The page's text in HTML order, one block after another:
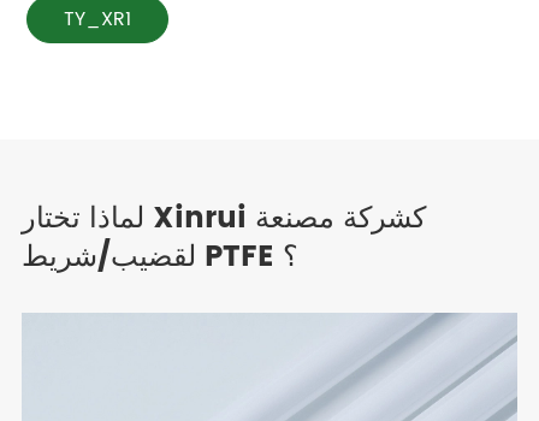
TY_XR1
لماذا تختار Xinrui كشركة مصنعة
لقضيب/شريط PTFE ؟